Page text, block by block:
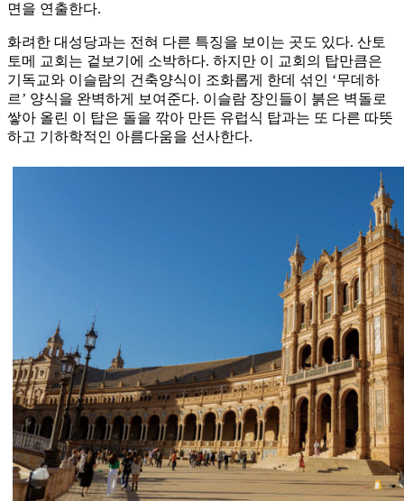
면을 연출한다.
화려한 대성당과는 전혀 다른 특징을 보이는 곳도 있다. 산토
토메 교회는 겉보기에 소박하다. 하지만 이 교회의 탑만큼은
기독교와 이슬람의 건축양식이 조화롭게 한데 섞인 ‘무데하
르’ 양식을 완벽하게 보여준다. 이슬람 장인들이 붉은 벽돌로
쌓아 올린 이 탑은 돌을 깎아 만든 유럽식 탑과는 또 다른 따뜻
하고 기하학적인 아름다움을 선사한다.